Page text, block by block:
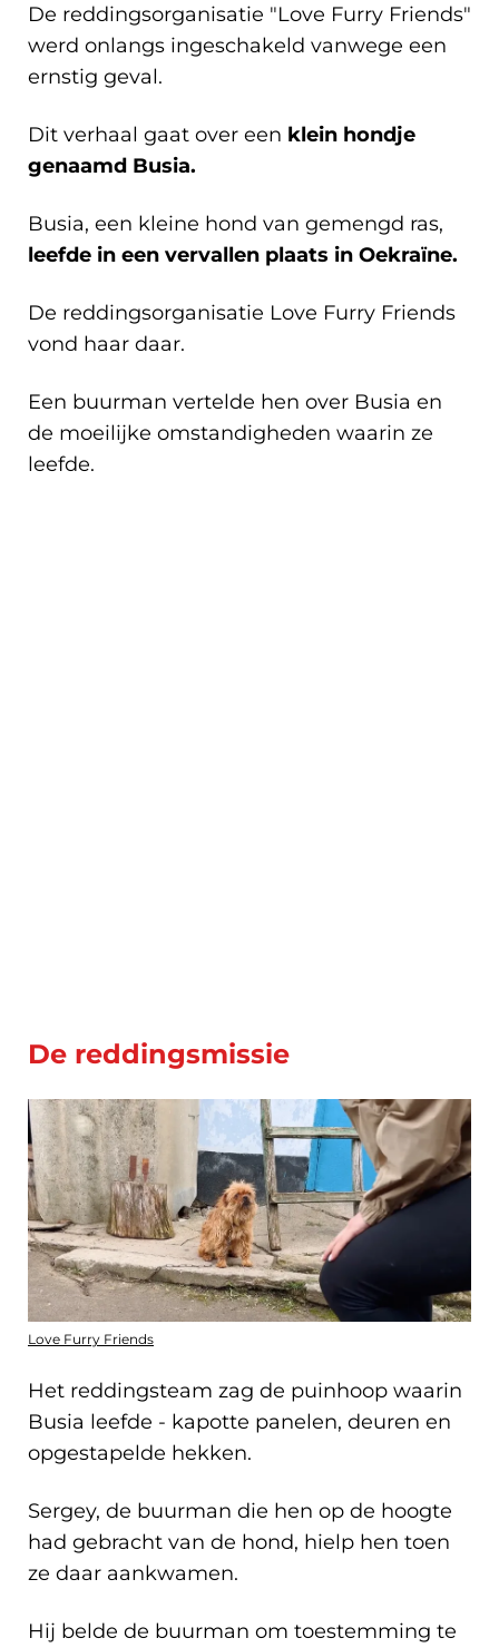
De reddingsorganisatie "Love Furry Friends"
werd onlangs ingeschakeld vanwege een
ernstig geval.
Dit verhaal gaat over een klein hondje
genaamd Busia.
Busia, een kleine hond van gemengd ras,
leefde in een vervallen plaats in Oekraïne.
De reddingsorganisatie Love Furry Friends
vond haar daar.
Een buurman vertelde hen over Busia en
de moeilijke omstandigheden waarin ze
leefde.
De reddingsmissie
Love Furry Friends
Het reddingsteam zag de puinhoop waarin
Busia leefde - kapotte panelen, deuren en
opgestapelde hekken.
Sergey, de buurman die hen op de hoogte
had gebracht van de hond, hielp hen toen
ze daar aankwamen.
Hij belde de buurman om toestemming te